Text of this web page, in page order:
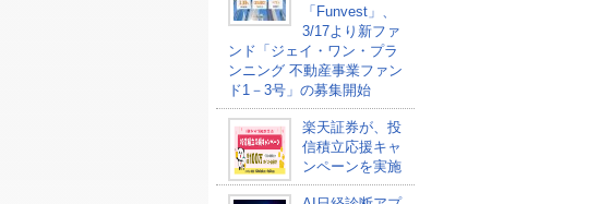
「Funvest」、
3/17より新ファ
ンド「ジェイ・ワン・プラ
ンニング 不動産事業ファン
ド1－3号」の募集開始
楽天証券が、投
信積立応援キャ
ンペーンを実施